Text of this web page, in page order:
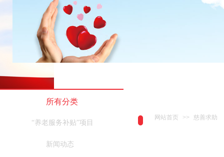
所有分类
“养老服务补贴”项目
新闻动态
网站首页 >> 慈善求助